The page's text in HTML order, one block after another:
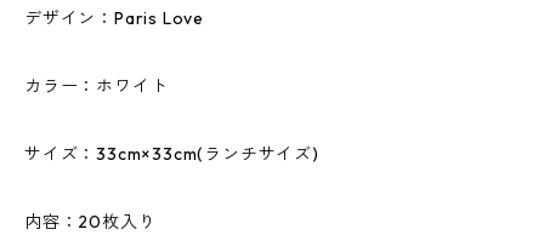
デザイン：Paris Love
カラー：ホワイト
サイズ：33cm×33cm(ランチサイズ)
内容：20枚入り